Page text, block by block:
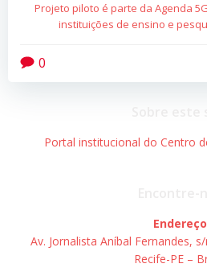
Projeto piloto é parte da Agenda
instituições de ensino e
0
Portal institucional do Centro
Endereço
Av. Jornalista Aníbal Fernandes,
Recife-PE –